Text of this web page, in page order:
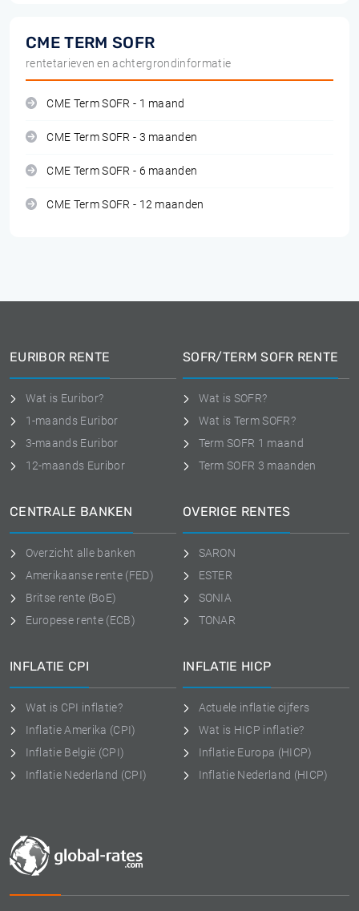
CME TERM SOFR
rentetarieven en achtergrondinformatie
CME Term SOFR - 1 maand
CME Term SOFR - 3 maanden
CME Term SOFR - 6 maanden
CME Term SOFR - 12 maanden
EURIBOR RENTE
Wat is Euribor?
1-maands Euribor
3-maands Euribor
12-maands Euribor
SOFR/TERM SOFR RENTE
Wat is SOFR?
Wat is Term SOFR?
Term SOFR 1 maand
Term SOFR 3 maanden
CENTRALE BANKEN
Overzicht alle banken
Amerikaanse rente (FED)
Britse rente (BoE)
Europese rente (ECB)
OVERIGE RENTES
SARON
ESTER
SONIA
TONAR
INFLATIE CPI
Wat is CPI inflatie?
Inflatie Amerika (CPI)
Inflatie België (CPI)
Inflatie Nederland (CPI)
INFLATIE HICP
Actuele inflatie cijfers
Wat is HICP inflatie?
Inflatie Europa (HICP)
Inflatie Nederland (HICP)